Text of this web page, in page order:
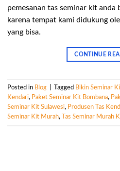
pemesanan tas seminar kit anda
karena tempat kami didukung
yang bisa.
CONTINUE
Posted in Blog Tagged Bikin Seminar
Kendari, Paket Seminar Kit Bombana,
Seminar Kit Sulawesi, Produsen Tas
Seminar Kit Murah, Tas Seminar Murah